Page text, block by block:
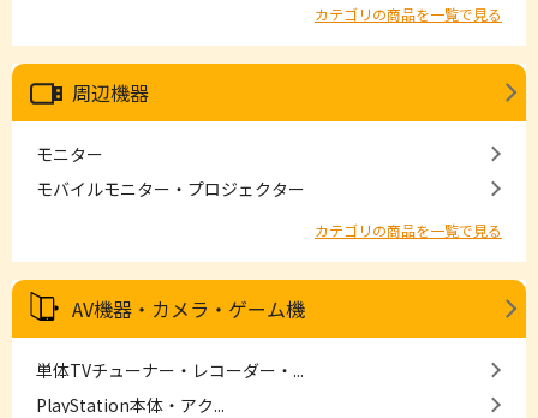
カテゴリの商品を一覧で見る
周辺機器
モニター
モバイルモニター・プロジェクター
カテゴリの商品を一覧で見る
AV機器・カメラ・ゲーム機
単体TVチューナー・レコーダー・...
PlayStation本体・アク...